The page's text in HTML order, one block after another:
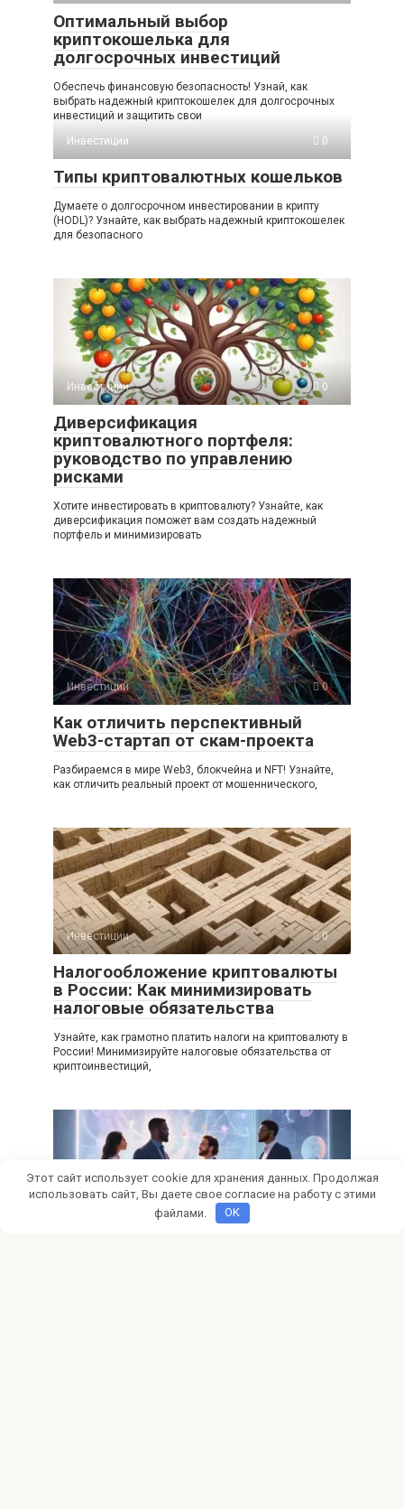
Оптимальный выбор
криптокошелька для
долгосрочных инвестиций
Обеспечь финансовую безопасность! Узнай, как
выбрать надежный криптокошелек для долгосрочных
инвестиций и защитить свои
Инвестиции
0
Типы криптовалютных кошельков
Думаете о долгосрочном инвестировании в крипту
(HODL)? Узнайте, как выбрать надежный криптокошелек
для безопасного
Инвестиции 0
Диверсификация
криптовалютного портфеля:
руководство по управлению
рисками
Хотите инвестировать в криптовалюту? Узнайте, как
диверсификация поможет вам создать надежный
портфель и минимизировать
Инвестиции 0
Как отличить перспективный
Web3-стартап от скам-проекта
Разбираемся в мире Web3, блокчейна и NFT! Узнайте,
как отличить реальный проект от мошеннического,
Инвестиции 0
Налогообложение криптовалюты
в России: Как минимизировать
налоговые обязательства
Узнайте, как грамотно платить налоги на криптовалюту в
России! Минимизируйте налоговые обязательства от
криптоинвестиций,
Этот сайт использует cookie для хранения данных. Продолжая
использовать сайт, Вы даете свое согласие на работу с этими
файлами.
OK